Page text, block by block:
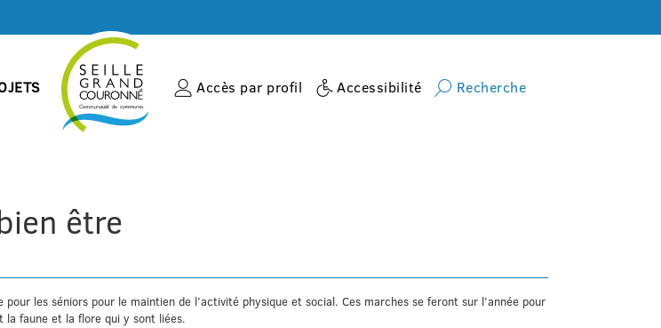
Accès par profil Accessibilité Recherche
être
pour les séniors pour le maintien de l’activité physique et social. Ces marches se feront sur l’année pour
la faune et la flore qui y sont liées.